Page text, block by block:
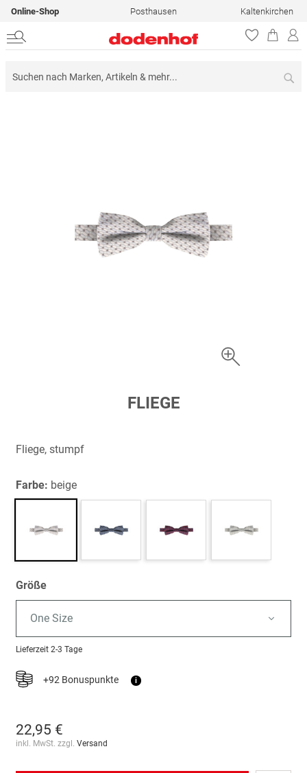
Online-Shop Posthausen Kaltenkirchen
springen
FLIEGE
Fliege, stumpf
Farbe: beige
Größe
One Size
Lieferzeit 2-3 Tage
+92 Bonuspunkte i
22,95 €
inkl. MwSt. zzgl. Versand